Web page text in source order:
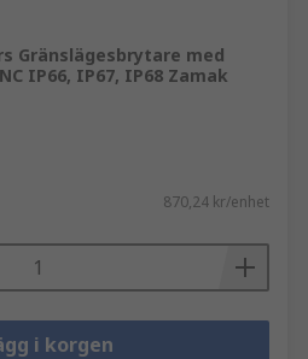
Gränslägesbrytare med
IP66, IP67, IP68 Zamak
870,24 kr/enhet
i korgen